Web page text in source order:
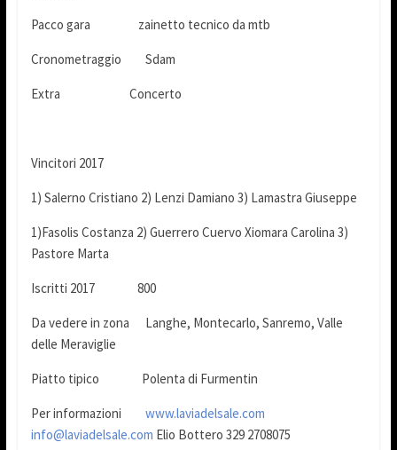
Pacco gara zainetto tecnico da mtb
Cronometraggio Sdam
Extra Concerto
Vincitori 2017
1) Salerno Cristiano 2) Lenzi Damiano 3) Lamastra Giuseppe
1)Fasolis Costanza 2) Guerrero Cuervo Xiomara Carolina 3)
Pastore Marta
Iscritti 2017 800
Da vedere in zona Langhe, Montecarlo, Sanremo, Valle
delle Meraviglie
Piatto tipico Polenta di Furmentin
Per informazioni www.laviadelsale.com
info@laviadelsale.com Elio Bottero 329 2708075